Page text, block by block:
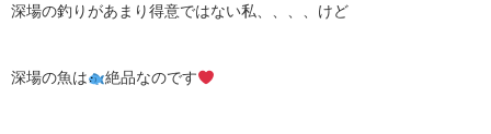
深場の釣りがあまり得意ではない私、、、、けど
深場の魚は 絶品なのです